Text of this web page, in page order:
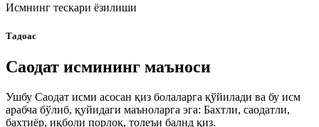
Исмнинг тескари ёзилиши
Тадоас
Саодат исмининг маъноси
Ушбу Саодат исми асосан қиз болаларга қўйилади ва бу исм
арабча бўлиб, қуйидаги маъноларга эга: Бахтли, саодатли,
бахтиёр, иқболи порлоқ, толеъи балнд қиз.